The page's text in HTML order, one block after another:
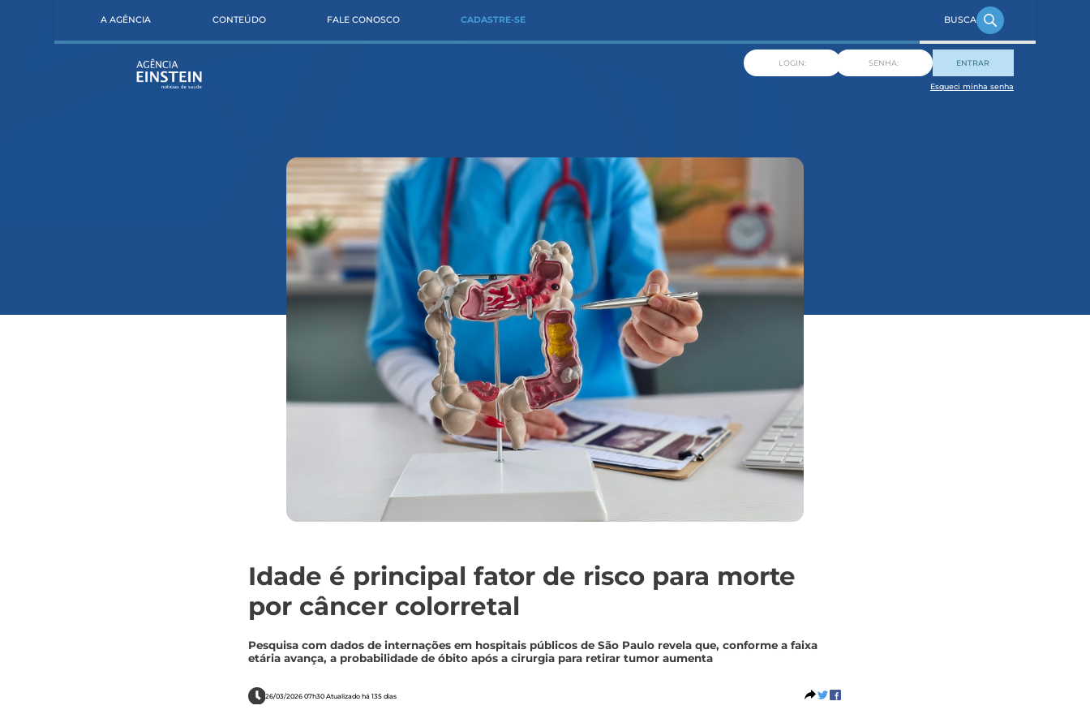
A AGÊNCIA CONTEÚDO FALE CONOSCO CADASTRE-SE
ENTRAR
Esqueci minha senha
Idade é principal fator de risco para morte
por câncer colorretal
Pesquisa com dados de internações em hospitais públicos de São Paulo revela que, conforme a faixa
etária avança, a probabilidade de óbito após a cirurgia para retirar tumor aumenta
26/03/2026 07h30 Atualizado há 135 dias